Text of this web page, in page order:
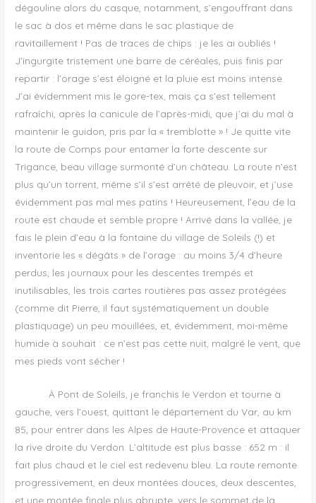
dégouline alors du casque, notamment, s’engouffrant dans
le sac à dos et même dans le sac plastique de
ravitaillement ! Pas de traces de chips : je les ai oubliés !
J’ingurgite tristement une barre de céréales, puis finis par
repartir : l’orage s’est éloigné et la pluie est moins intense.
J’ai évidemment mis le gore-tex, mais ça s’est tellement
rafraîchi, après la canicule de l’après-midi, que j’ai du mal à
maintenir le guidon, pris par la « tremblotte » ! Je quitte vite
la route de Comps pour entamer la forte descente sur
Trigance, beau village surmonté d’un château. La route n’est
plus qu’un torrent, même s’il s’est arrêté de pleuvoir, et j’use
évidemment pas mal mes patins ! Heureusement, l’eau de la
route est chaude et semble propre ! Arrivé dans la vallée, je
fais le plein d’eau à la fontaine du village de Soleils (!) et
inventorie les « dégâts » de l’orage : au moins 3/4 d’heure
perdus, les journaux pour les descentes trempés et
inutilisables, les trois cartes routières pas assez protégées
(comme dit Pierre, il faut systématiquement un double
plastiquage) un peu mouillées, et, évidemment, moi-même
humide à souhait : ce n’est pas cette nuit, malgré le vent, que
mes pieds vont sécher !
À Pont de Soleils, je franchis le Verdon et tourne à
gauche, vers l’ouest, quittant le département du Var, au km
85, pour entrer dans les Alpes de Haute-Provence et attaquer
la rive droite du Verdon. L’altitude est plus basse : 652 m : il
fait plus chaud et le ciel est redevenu bleu. La route remonte
progressivement, en deux montées douces, deux descentes,
et une montée finale plus abrupte, vers le sommet de la